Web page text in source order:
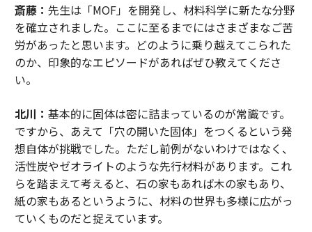
斎藤： 先生は「MOF」を開発し、材料科学に新たな分野
を確立されました。ここに至るまでにはさまざまなご苦
労があったと思います。どのように乗り越えてこられた
のか、印象的なエピソードがあればぜひ教えてくださ
い。
北川： 基本的に固体は密に詰まっているのが常識です。
ですから、あえて「穴の開いた固体」をつくるという発
想自体が挑戦でした。ただし前例がないわけではなく、
活性炭やゼオライトのような先行材料があります。これ
らを踏まえて考えると、石の家もあれば木の家もあり、
紙の家もあるというように、材料の世界も多様に広がっ
ていくものだと捉えています。